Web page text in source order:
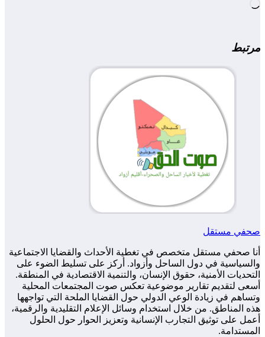
مرتبط
صحفي مستقل
أنا صحفي مستقل متخصص في تغطية الأحداث والقضايا الاجتماعية
والسياسية في دول الساحل وأزواد. أركز على تسليط الضوء على
التحديات الأمنية، حقوق الإنسان، والتنمية الاقتصادية في المنطقة.
أسعى لتقديم تقارير موضوعية تعكس صوت المجتمعات المحلية
وتساهم في زيادة الوعي الدولي حول القضايا الملحة التي تواجهها
هذه المناطق. من خلال استخدام وسائل الإعلام التقليدية والرقمية،
أعمل على توثيق التجارب الإنسانية وتعزيز الحوار حول الحلول
المستدامة.